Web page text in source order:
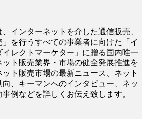
、インターネットを介した通信販売、
を行うすべての事業者に向けた「イ
イレクトマーケター」に贈る国内唯一
ト販売業界・市場の健全発展推進を
ト販売市場の最新ニュース、ネット
、キーマンへのインタビュー、ネッ
事例などを詳しくお伝え致します。